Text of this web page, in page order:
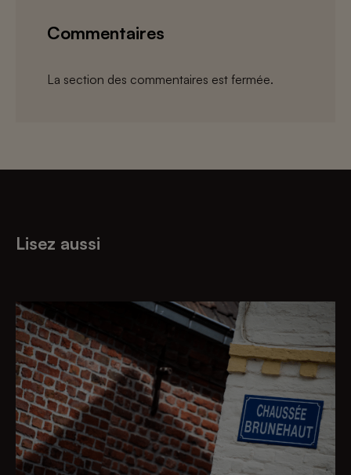
Commentaires
La section des commentaires est fermée.
Lisez aussi